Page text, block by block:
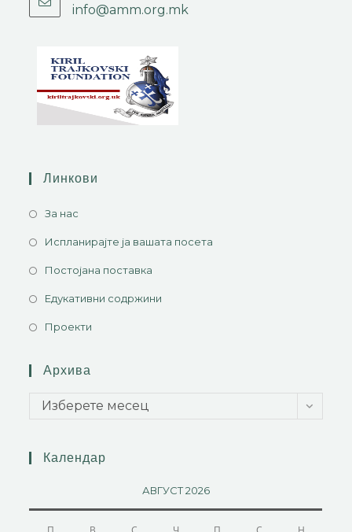
info@amm.org.mk
Линкови
За нас
Испланирајте ја вашата посета
Постојана поставка
Едукативни содржини
Проекти
Архива
Изберете месец
Календар
АВГУСТ 2026